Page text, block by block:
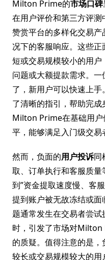
Milton Prime的市场口碑
在用户评价和第三方评
赞赏平台的多样化交易
况下的客服响应。这些
短或交易规模较小的用
问题或大额提款需求。
了，新用户可以快速上
了清晰的指引，帮助完
Milton Prime在基础用户
平，能够满足入门级交易
然而，负面的用户投诉同
取、订单执行和客服质
到”资金提取速度慢、客
提到账户被无故冻结或
题通常发生在交易者尝
时，引发了市场对
的质疑。值得注意的是
较长或交易规模较大的